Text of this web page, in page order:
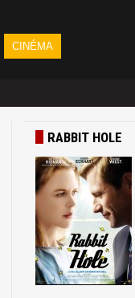
CINÉMA
RABBIT HOLE